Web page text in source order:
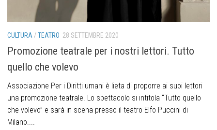
CULTURA /TEATRO 28 SETTEMBRE 2020
Promozione teatrale per i nostri lettori. Tutto
quello che volevo
Associazione Per i Diritti umani è lieta di proporre ai suoi lettori
una promozione teatrale. Lo spettacolo si intitola “Tutto quello
che volevo” e sarà in scena presso il teatro Elfo Puccini di
Milano....